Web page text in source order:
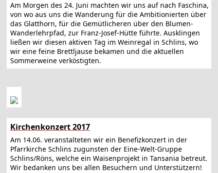
Am Morgen des 24. Juni machten wir uns auf nach Faschina,
von wo aus uns die Wanderung für die Ambitionierten über
das Glatthorn, für die Gemütlicheren über den Blumen-
Wanderlehrpfad, zur Franz-Josef-Hütte führte. Ausklingen
ließen wir diesen aktiven Tag im Weinregal in Schlins, wo
wir eine feine Brettljause bekamen und die aktuellen
Sommerweine verköstigten.
Kirchenkonzert 2017
Am 14.06. veranstalteten wir ein Benefizkonzert in der
Pfarrkirche Schlins zugunsten der Eine-Welt-Gruppe
Schlins/Röns, welche ein Waisenprojekt in Tansania betreut.
Wir bedanken uns bei allen Besuchern und Unterstützern!